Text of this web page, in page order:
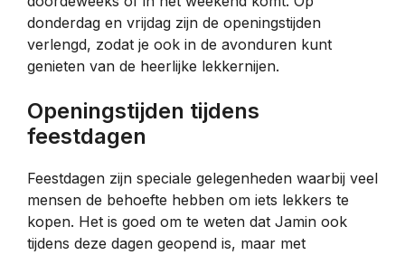
donderdag en vrijdag zijn de openingstijden
verlengd, zodat je ook in de avonduren kunt
genieten van de heerlijke lekkernijen.
Openingstijden tijdens
feestdagen
Feestdagen zijn speciale gelegenheden waarbij veel
mensen de behoefte hebben om iets lekkers te
kopen. Het is goed om te weten dat Jamin ook
tijdens deze dagen geopend is, maar met